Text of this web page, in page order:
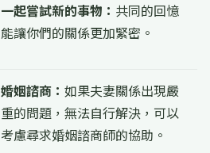
一起嘗試新的事物： 共同的回憶
能讓你們的關係更加緊密。
婚姻諮商： 如果夫妻關係出現嚴
重的問題，無法自行解決，可以
考慮尋求婚姻諮商師的協助。